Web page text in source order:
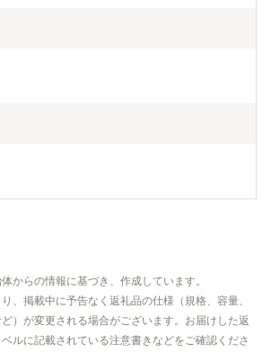
からの情報に基づき、作成しています。
、掲載中に予告なく返礼品の仕様（規格、容量、
）が変更される場合がございます。お届けした返
ルに記載されている注意書きなどをご確認くださ